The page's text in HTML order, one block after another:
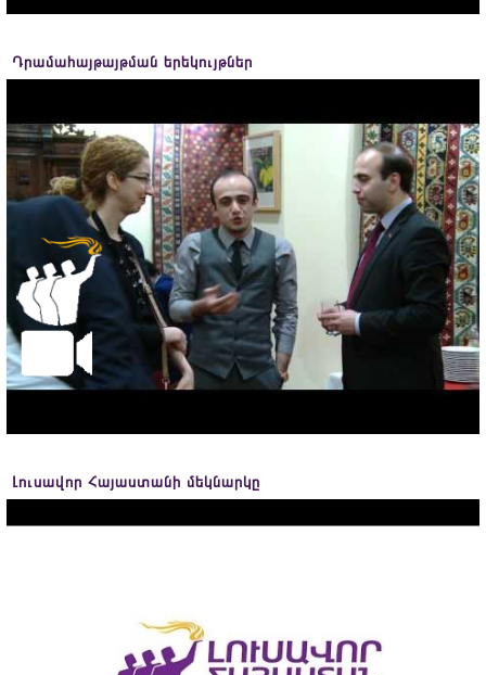
Դրամահայթայթման երեկույթներ
Լուսավոր Հայաստանի մեկնարկը